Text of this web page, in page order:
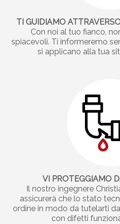
TI GUIDIAMO
Con noi al tuo fianco,
spiacevoli. Ti informeremo
si applicano alla tua
VI PROTEGGIAMO
Il nostro ingegnere
assicurerà che lo stato
ordine in modo da tutelarti
con difetti